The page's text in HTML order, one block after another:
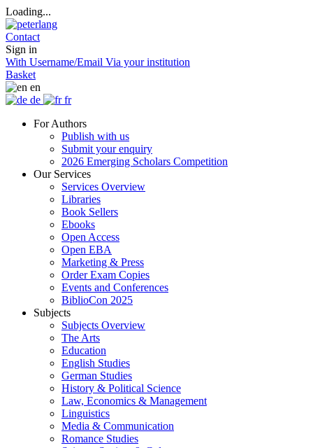
Loading...
Contact
Sign in
With Username/Email Via your institution
Basket
en
de
fr
For Authors
Publish with us
Submit your enquiry
2026 Emerging Scholars Competition
Our Services
Services Overview
Libraries
Book Sellers
Ebooks
Open Access
Open EBA
Marketing & Press
Order Exam Copies
Events and Conferences
BiblioCon 2025
Subjects
Subjects Overview
The Arts
Education
English Studies
German Studies
History & Political Science
Law, Economics & Management
Linguistics
Media & Communication
Romance Studies